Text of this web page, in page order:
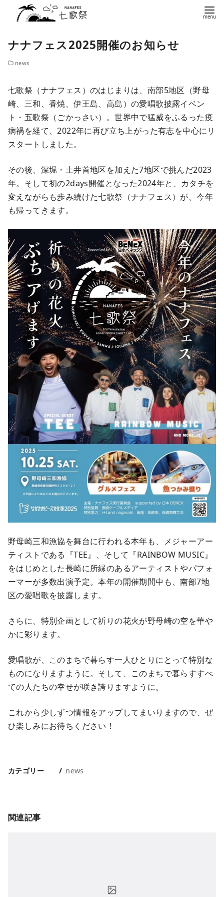
ナナフェス2025開催のお知らせ
news
七歌祭（ナナフェス）のはじまりは、南部5地区（野母
崎、三和、香焼、伊王島、高島）の愛唱歌披露イベン
ト・五歌祭（ごかっさい）。世界中で猛威をふるった疫
病禍を経て、2022年に再び立ち上がった有志を中心にリ
スタートしました。
その後、深堀・土井首地区を加えた7地区で挑んだ2023
年。そして初の2days開催となった2024年と、カタチを
変えながらも歩み続けた七歌祭（ナナフェス）が、今年
も帰ってきます。
野母崎三和漁協を舞台に行われる本年も、メジャーアー
ティストである『TEE』、そして『RAINBOW MUSIC』
をはじめとした長崎に所縁のあるアーティストやパフォ
ーマーが多数出演予定。本年の開催期間中も、南部7地
区の愛唱歌を披露します。
さらに、特別企画として祈りの花火が野母崎の空を華や
かに彩ります。
愛唱歌が、このまちで暮らす一人ひとりにとって特別な
ものになりますように。そして、このまちで暮らすすべ
ての人たちの幸せが咲き誇りますように。
これから少しずつ情報をアップしてまいりますので、ぜ
ひ楽しみにお待ちください！
カテゴリー news
関連記事